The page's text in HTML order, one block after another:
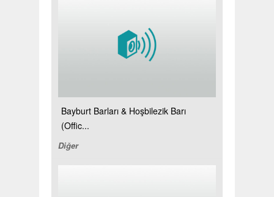
Bayburt Barları & Hoşbilezik Barı
(Offic...
Diğer